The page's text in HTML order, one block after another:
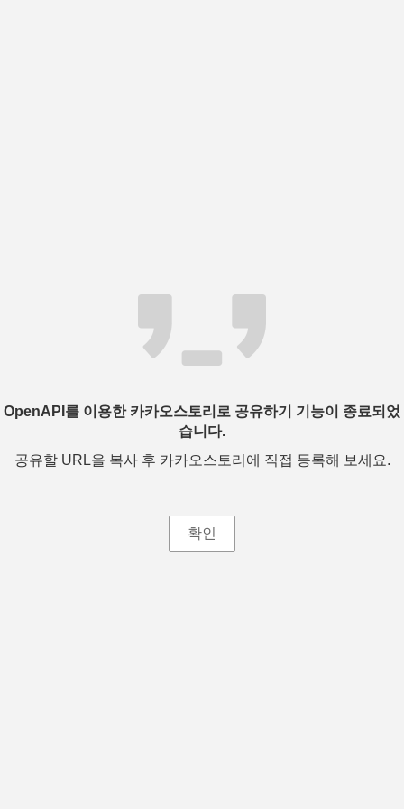
OpenAPI를 이용한 카카오스토리로 공유하기 기능이 종료되었
습니다.
공유할 URL을 복사 후 카카오스토리에 직접 등록해 보세요.
확인